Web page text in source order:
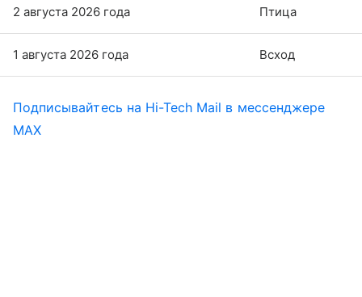
2 августа 2026 года Птица
1 августа 2026 года Всход
Подписывайтесь на Hi-Tech Mail в мессенджере
MAX